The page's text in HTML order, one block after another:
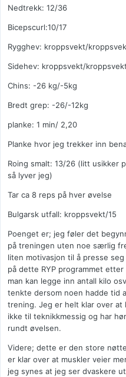
Nedtrekk: 12/36
Bicepscurl:10/17
Rygghev: kroppsvekt/
Sidehev: kroppsvekt/
Chins: -26 kg/-5kg
Bredt grep: -26/-12kg
planke: 1 min/ 2,20
Planke hvor jeg trekker inn
Roing smalt: 13/26 (litt usikker
så lyver jeg)
Tar ca 8 reps på hver øvelse
Bulgarsk utfall: kroppsvekt/15
Poenget er; jeg føler det
på treningen uten noe særlig
liten motivasjon til å presse
på dette RYP programmet
man kan legge inn antall kilo
tenkte dersom noen hadde tid
trening. Jeg er helt klar over at
ikke til teknikkmessig og har
rundt øvelsen.
Videre; dette er den store
er klar over at muskler veier
jeg synes at jeg ser dvaskere